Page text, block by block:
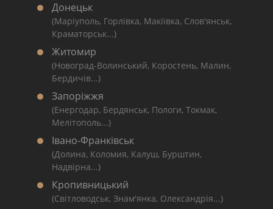
Донецьк
(Маріуполь, Горлівка, Макіївка, Слов'янськ,
Краматорськ...)
Житомир
(Новоград-Волинський, Коростень, Малин,
Бердичів...)
Запоріжжя
(Енергодар, Бердянськ, Пологи, Токмак,
Мелітополь...)
Івано-Франківськ
(Долина, Коломия, Калуш, Бурштин,
Надвірна...)
Кропивницький
(Світловодськ, Знам'янка, Олександрія...)